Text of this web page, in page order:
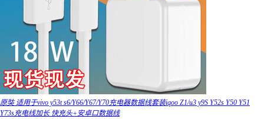
原奘 适用于vivo y53t s6/Y66/Y67/Y70充电器数据线套装iqoo Z1/u3 y9S Y52s Y50 Y51
Y73s充电线加长 快充头+安卓口数据线